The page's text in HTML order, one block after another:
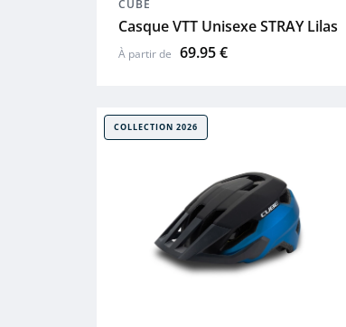
CUBE
Casque VTT Unisexe STRAY Lilas
À partir de 69.95 €
COLLECTION 2026